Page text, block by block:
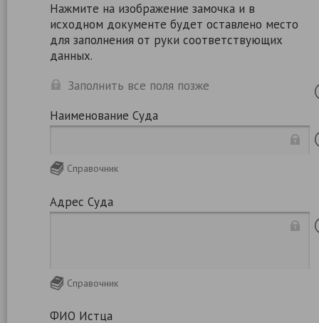
Нажмите на изображение замочка и в
исходном документе будет оставлено место
для заполнения от руки соответствующих
данных.
Заполнить все поля позже
Наименование Суда
Справочник
Адрес Суда
Справочник
ФИО Истца